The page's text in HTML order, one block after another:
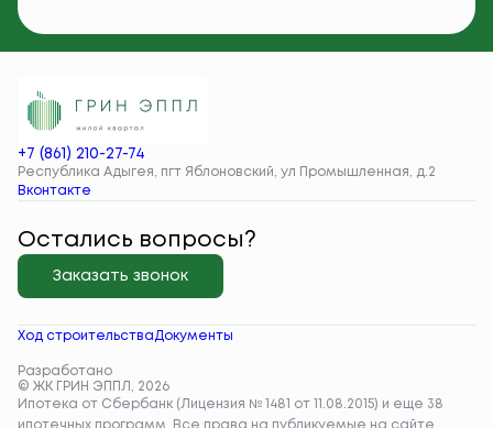
+7 (861) 210-27-74
Республика Адыгея, пгт Яблоновский, ул Промышленная, д.2
Вконтакте
Ход строительстваДокументы
Разработано
© ЖК ГРИН ЭППЛ, 2026
Остались вопросы?
Заказать звонок